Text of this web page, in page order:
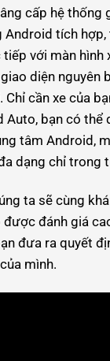
cấp hệ thống
Android tích
với màn hình
diện nguyên
Chỉ cần xe của
Auto, bạn có thể
tâm Android,
dạng chỉ trong
ta sẽ cùng
đánh giá
đưa ra quyết
mình.